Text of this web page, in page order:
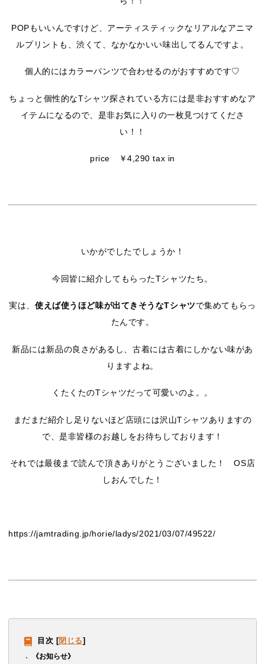
POPもいいんですけど、アーティスティックなリアルなアニマ
ルプリントも、渋くて、なかなかいい味出してるんですよ。
個人的にはカラーパンツで合わせるのがおすすめです♡
ちょっと個性的なTシャツ探されている方には是非おすすめなア
イテムになるので、是非お気に入りの一枚見つけてくださ
い！！
price ￥4,290 tax in
いかがでしたでしょうか！
今回皆に紹介してもらったTシャツたち。
実は、使えば使うほど味が出てきそうなTシャツで集めてもらっ
たんです。
新品には新品の良さがあるし、古着には古着にしかない味があ
りますよね。
くたくたのTシャツだって可愛いのよ。。
まだまだ紹介し足りないほど店頭には沢山Tシャツありますの
で、是非皆様のお越しをお待ちしております！
それでは最後まで読んで頂きありがとうございました！ OS店
しおんでした！
https://jamtrading.jp/horie/ladys/2021/03/07/49522/
目次 [閉じる]
《お知らせ》